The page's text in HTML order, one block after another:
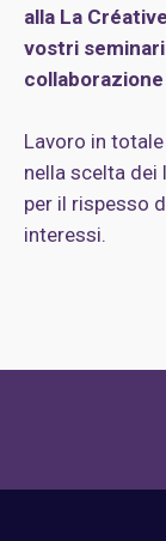
alla La
vostri
collaborazione
Lavoro in
nella scelta dei
per il rispesso
interessi.